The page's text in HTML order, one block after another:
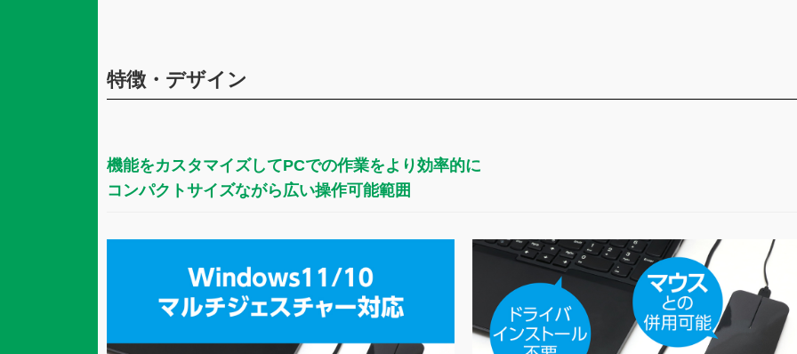
特徴・デザイン
機能をカスタマイズしてPCでの作業をより効率的に
コンパクトサイズながら広い操作可能範囲